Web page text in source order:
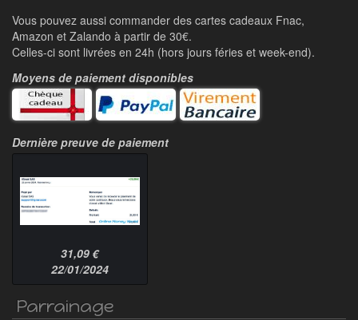
Vous pouvez aussi commander des cartes cadeaux Fnac,
Amazon et Zalando à partir de 30€.
Celles-ci sont livrées en 24h (hors jours féries et week-end).
Moyens de paiement disponibles
Dernière preuve de paiement
31,09 €
22/01/2024
Parrainage